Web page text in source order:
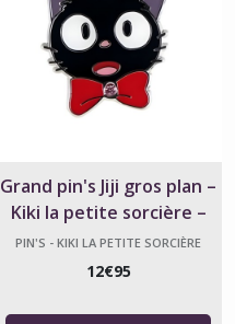
Grand pin's Jiji gros plan –
Kiki la petite sorcière –
Studio Ghibli
PIN'S - KIKI LA PETITE SORCIÈRE
12€95